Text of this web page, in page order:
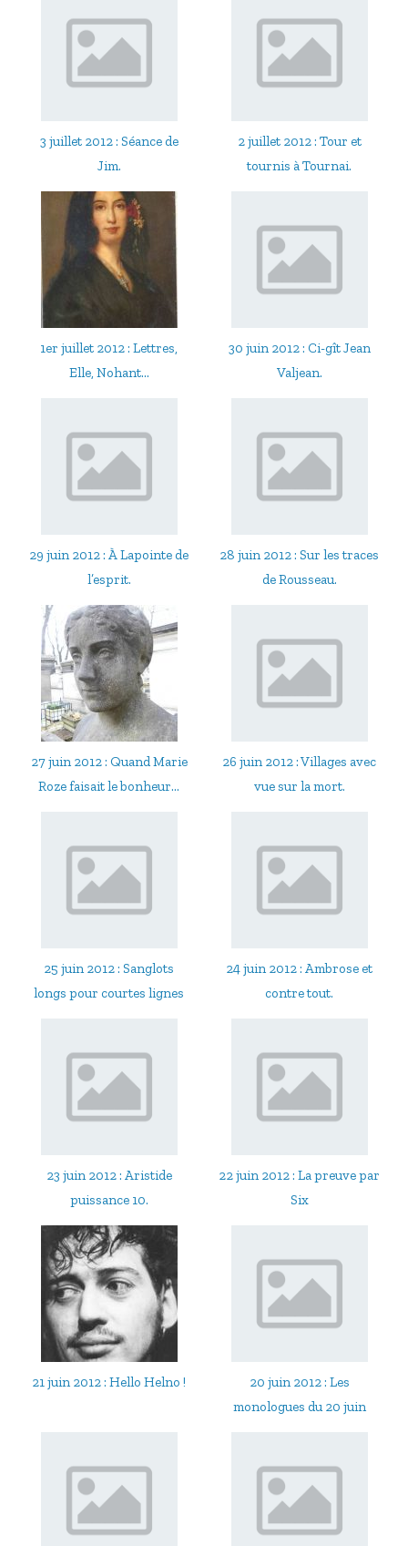
3 juillet 2012 : Séance de
Jim.
2 juillet 2012 : Tour et
tournis à Tournai.
1er juillet 2012 : Lettres,
Elle, Nohant…
30 juin 2012 : Ci-gît Jean
Valjean.
29 juin 2012 : À Lapointe de
l’esprit.
28 juin 2012 : Sur les traces
de Rousseau.
27 juin 2012 : Quand Marie
Roze faisait le bonheur...
26 juin 2012 : Villages avec
vue sur la mort.
25 juin 2012 : Sanglots
longs pour courtes lignes
24 juin 2012 : Ambrose et
contre tout.
23 juin 2012 : Aristide
puissance 10.
22 juin 2012 : La preuve par
Six
21 juin 2012 : Hello Helno !
20 juin 2012 : Les
monologues du 20 juin